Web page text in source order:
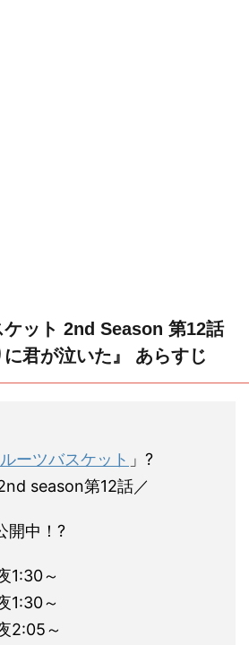
ケット 2nd Season 第12話
に君が泣いた』 あらすじ
ーツバスケット 」?
season第12話／
開中！?
1:30～
1:30～
2:05～